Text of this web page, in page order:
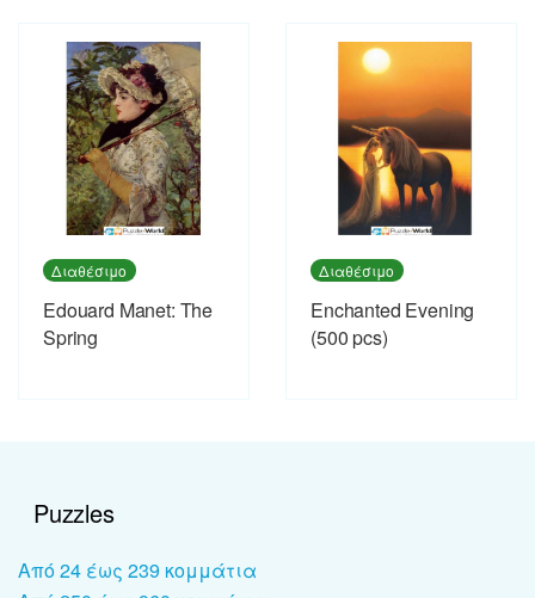
Διαθέσιμο
Εdouard Manet: The
Spring
Διαθέσιμο
Enchanted Evening
(500 pcs)
Puzzles
Από 24 έως 239 κομμάτια